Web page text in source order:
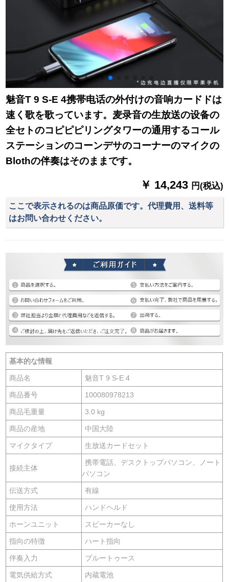
魅音T 9 S-E 4携帯电话の外付けの音响カードドは
速く歌を歌っています。麦录音の生放送の设备の
全セトのコピピピリングタワーの通用するコール
ステーションのコーンデサのコーナーのマイクの
Blothの伴奏はそのままです。
￥ 14,243 円(税込)
ここで表示されるのは商品原価です。代理費用、送料等
はお問い合わせください。
基本的な情報
商品名 魅音T 9 S-E 4
商品番号 100080978213
商品毛重量 3.0 kg
商品の産地 中国大陸
マイクタイプ 生放送カードセット
接続主体
携帯電話、デスクトップパソコン、ノート
パソコン
伝送方式 有線
使用方法 ハンドヘルド
ホーンユニット スピーカーなし
指向の特徴 ハート指向
伴奏入力 ブルートゥース
電気供給方式 内蔵電池